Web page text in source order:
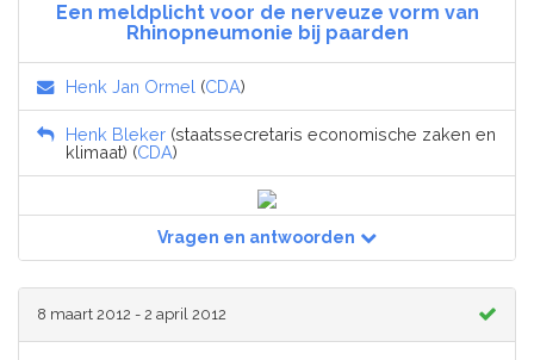
Een meldplicht voor de nerveuze vorm van
Rhinopneumonie bij paarden
Henk Jan Ormel (CDA)
Henk Bleker (staatssecretaris economische zaken en
klimaat) (CDA)
Vragen en antwoorden
8 maart 2012 - 2 april 2012